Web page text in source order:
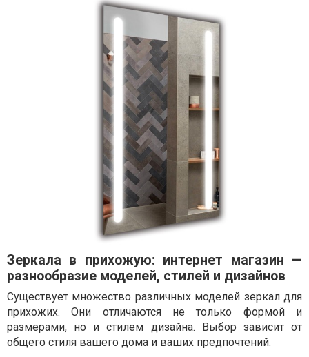
Зеркала в прихожую: интернет магазин —
разнообразие моделей, стилей и дизайнов
Существует множество различных моделей зеркал для
прихожих. Они отличаются не только формой и
размерами, но и стилем дизайна. Выбор зависит от
общего стиля вашего дома и ваших предпочтений.